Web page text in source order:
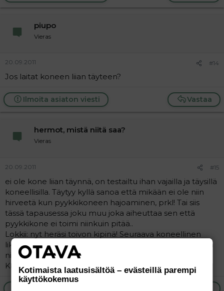
piupo
Vieras
20.09.2011 #14
Jos laitat koneen liian täyteen?
Vastaa
Ilmoita asiaton viesti
hermot, mistä niitä saa?
Vieras
20.09.2011 #15
ei ole kone liian täynnä, on testailtu ihan vajailla ja täysillä
koneellisilla. Täytyy kyllä sanoa että mikään ei ole niin
hirveetä kun pyykkikoneen hajoaminen, prkl! Tai siis
tässä tapausessa joku muu joka aiheuttaa sen että
pyykkikone ei toimi niinkuin pitää..
Lokkii: nyt heräsi toivon kipinä! Seuraava koneellinen
likapyykkiä saa mennä ilman aineita, jos nekin vaahtoaa
niin kyse on kai pakko olla vanhan masiinan tuhoista.
Kait..Kotimaista laatusisältöä – evästeillä parempi
käyttökokemus